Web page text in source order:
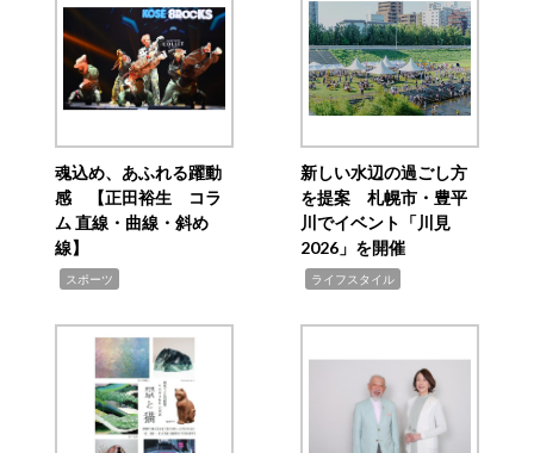
魂込め、あふれる躍動
感 【正田裕生 コラ
ム 直線・曲線・斜め
線】
スポーツ
新しい水辺の過ごし方
を提案 札幌市・豊平
川でイベント「川見
2026」を開催
ライフスタイル